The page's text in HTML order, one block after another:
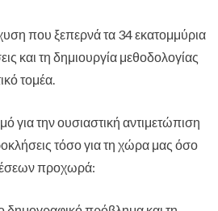
που ξεπερνά τα 34 εκατομμύρια
και τη δημιουργία μεθοδολογίας
τομέα.
για την ουσιαστική αντιμετώπιση
τόσο για τη χώρα μας όσο
προχωρά: